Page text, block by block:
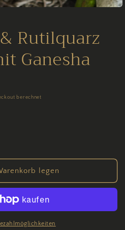
Rutilquarz
Ganesha
berechnet
legen